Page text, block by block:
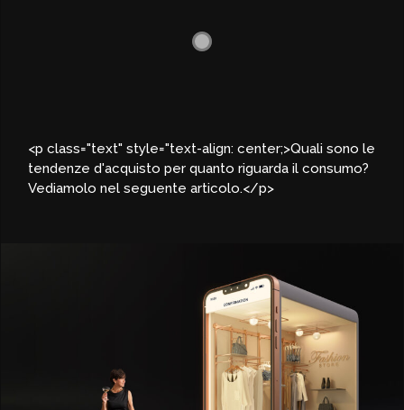
<p class="text" style="text-align: center;>Quali sono le
tendenze d'acquisto per quanto riguarda il consumo?
Vediamolo nel seguente articolo.</p>